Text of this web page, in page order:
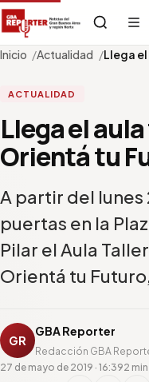
Inicio Actualidad Llega
ACTUALIDAD
Llega el
Orientá tu
A partir del lunes
puertas en la
Pilar el Aula
Orientá tu
GR
GBA Reporter
Redacción GBA
27 de mayo de 2019 · 16:392